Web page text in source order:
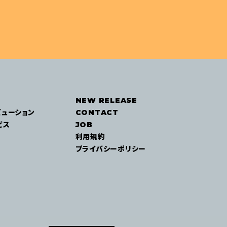
ーション
ス
NEW RELEASE
CONTACT
JOB
利用規約
プライバシーポリシー